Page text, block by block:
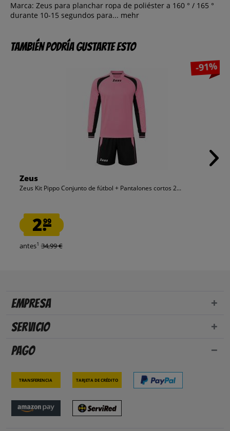
Marca: Zeus para planchar ropa de poliéster a 160 ° / 165 °
durante 10-15 segundos para... mehr
También podría gustarte esto
-91%
Zeus
Zeus Kit Pippo Conjunto de fútbol + Pantalones cortos 2...
2.99
antes1 34,99 €
Empresa
Servicio
Pago
Transferencia Tarjeta de crédito